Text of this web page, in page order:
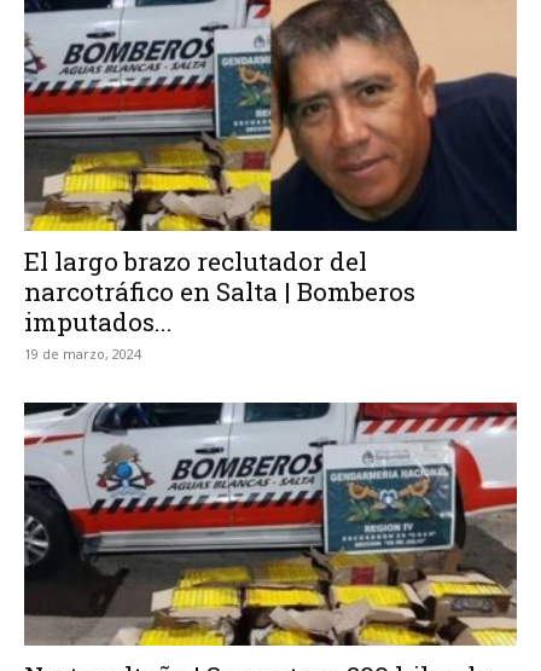
El largo brazo reclutador del
narcotráfico en Salta | Bomberos
imputados...
19 de marzo, 2024